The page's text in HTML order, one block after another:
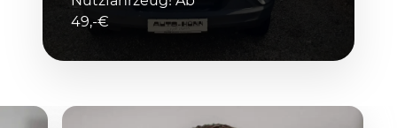
49,-€